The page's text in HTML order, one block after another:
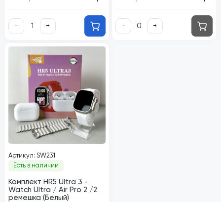
- + - +
Артикул: SW231
Есть в наличии
Комплект HR5 Ultra 3 -
Watch Ultra / Air Pro 2 /2
ремешка (Белый)